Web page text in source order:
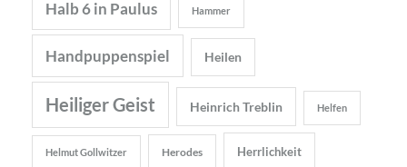
Halb 6 in Paulus Hammer
Handpuppenspiel Heilen
Heiliger Geist Heinrich Treblin Helfen
Helmut Gollwitzer Herodes Herrlichkeit